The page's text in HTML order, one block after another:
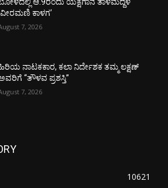
ಕಾಳಗ’
7, 2026
ನಾಟಕಕಾರ, ಕಲಾ ನಿರ್ದೇಶಕ ತಮ್ಮ ಲಕ್ಷಣ್
“ತೌಳವ ಪ್ರಶಸ್ತಿ”
7, 2026
10621